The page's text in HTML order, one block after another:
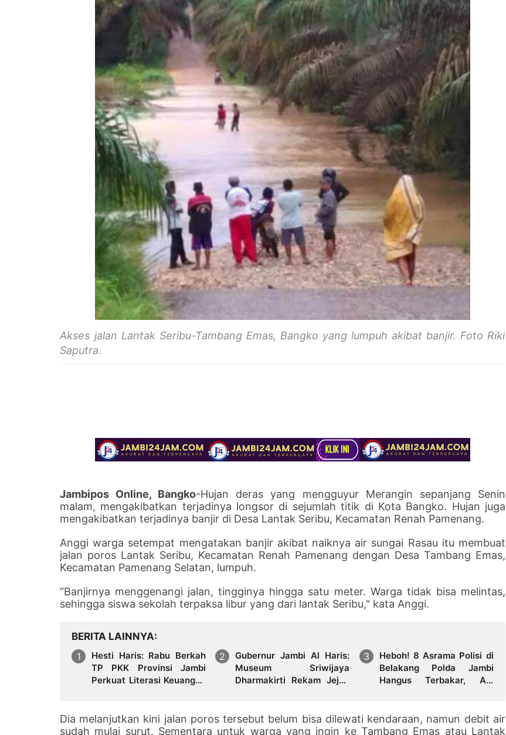
Akses jalan Lantak Seribu-Tambang Emas, Bangko yang lumpuh akibat banjir. Foto Riki
Saputra.
Jambipos Online, Bangko-Hujan deras yang mengguyur Merangin sepanjang Senin
malam, mengakibatkan terjadinya longsor di sejumlah titik di Kota Bangko. Hujan juga
mengakibatkan terjadinya banjir di Desa Lantak Seribu, Kecamatan Renah Pamenang.
Anggi warga setempat mengatakan banjir akibat naiknya air sungai Rasau itu membuat
jalan poros Lantak Seribu, Kecamatan Renah Pamenang dengan Desa Tambang Emas,
Kecamatan Pamenang Selatan, lumpuh.
“Banjirnya menggenangi jalan, tingginya hingga satu meter. Warga tidak bisa melintas,
sehingga siswa sekolah terpaksa libur yang dari lantak Seribu," kata Anggi.
BERITA LAINNYA
Hesti Haris: Rabu Berkah
TP PKK Provinsi Jambi
Perkuat Literasi Keuangan
Gubernur Jambi Al Haris:
Museum Sriwijaya
Dharmakirti Rekam Jejak
Utuh
Heboh! 8 Asrama Polisi di
Belakang Polda Jambi
Hangus Terbakar, Api
Dia melanjutkan kini jalan poros tersebut belum bisa dilewati kendaraan, namun debit air
sudah mulai surut. Sementara untuk warga yang ingin ke Tambang Emas atau Lantak